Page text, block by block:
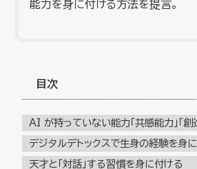
能力を身に付ける方法を提言。
目次
AI が持っていない能力「共感能力」「創
デジタルデトックスで生身の経験を身
天才と「対話」する習慣を身に付ける